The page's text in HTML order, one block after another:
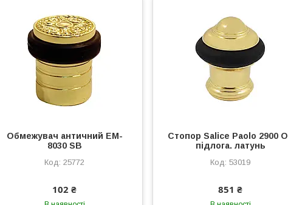
Обмежувач античний EM-
8030 SB
25772
102 ₴
Стопор Salice Paolo 2900
підлога. латунь
53019
851 ₴